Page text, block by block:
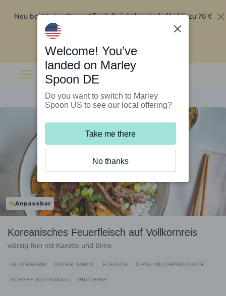
Neu bei Marley Spoon?Bestelle jetzt und erhalte bis zu 76 €
Rabatt auf deine ersten fünf Boxen
Anpassbar
Koreanisches Feuerfleisch auf Vollkornreis
würzig-fein mit Karotte und Birne
GLUTENARM UNTER 30MIN. FLEISCH OHNE MILCHPRODUKTE
SCHARF (OPTIONAL) PROTEIN+
Welcome! You’ve
landed on Marley
Spoon DE
Do you want to switch to Marley
Spoon US to see our local offering?
Take me there
No thanks